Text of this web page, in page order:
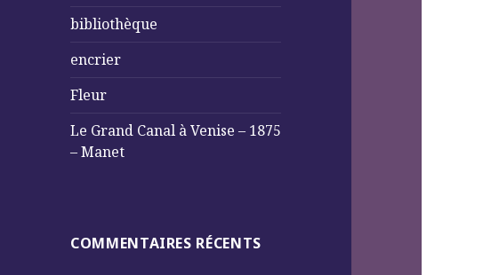
bibliothèque
encrier
Fleur
Le Grand Canal à Venise – 1875
– Manet
COMMENTAIRES RÉCENTS